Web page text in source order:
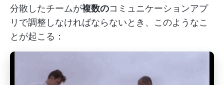
分散したチームが複数のコミュニケーションアプ
リで調整しなければならないとき、このようなこ
とが起こる：